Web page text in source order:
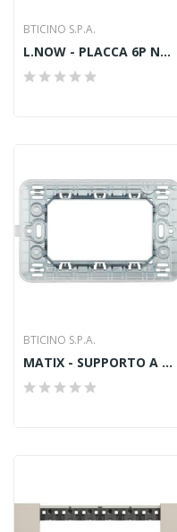
BTICINO S.P.A.
L.NOW - PLACCA 6P NERO
BTICINO S.P.A.
MATIX - SUPPORTO A 3 MODULI